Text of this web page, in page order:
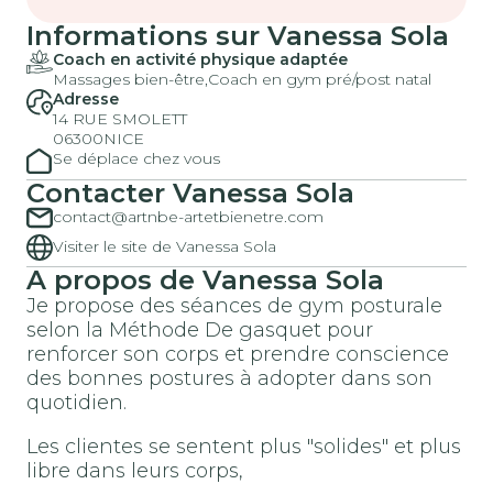
Informations sur Vanessa Sola
Coach en activité physique adaptée
Massages bien-être,Coach en gym pré/post natal
Adresse
14 RUE SMOLETT
06300NICE
Se déplace chez vous
Contacter Vanessa Sola
contact@artnbe-artetbienetre.com
Visiter le site de Vanessa Sola
A propos de Vanessa Sola
Je propose des séances de gym posturale
selon la Méthode De gasquet pour
renforcer son corps et prendre conscience
des bonnes postures à adopter dans son
quotidien.
Les clientes se sentent plus "solides" et plus
libre dans leurs corps,